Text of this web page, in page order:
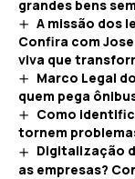
grandes bens
A missão dos
Confira com
viva que
Marco Legal
quem pega
Como
tornem
Digitalização
as empresas?